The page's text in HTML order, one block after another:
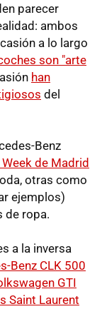
parecer
ambos
a lo largo
son "arte
han
del
Benz
de Madrid
otras como
ejemplos)
de ropa.
a la inversa
Benz CLK 500
GTI
Saint Laurent